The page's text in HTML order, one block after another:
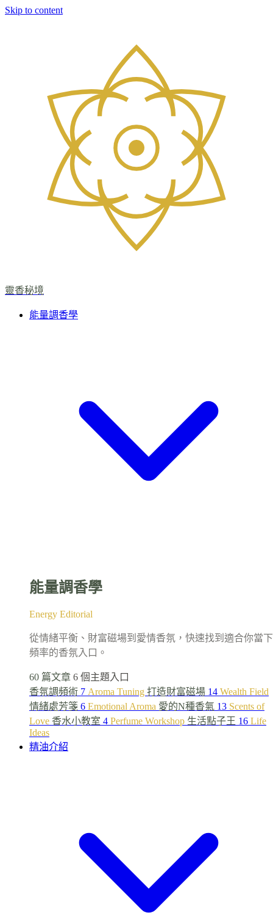
Skip to content
靈香秘境
能量調香學
能量調香學
Energy Editorial
從情緒平衡、財富磁場到愛情香氛，快速找到適合你當下
頻率的香氛入口。
60 篇文章 6 個主題入口
香氛調頻術 7 Aroma Tuning 打造財富磁場 14 Wealth Field
情緒處芳箋 6 Emotional Aroma 愛的N種香氣 13 Scents of
Love 香水小教室 4 Perfume Workshop 生活點子王 16 Life
Ideas
精油介紹